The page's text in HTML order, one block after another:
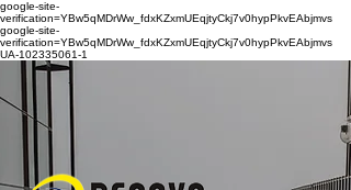
google-site-
verification=YBw5qMDrWw_fdxKZxmUEqjtyCkj7v0hypPkvEAbjmvs
google-site-
verification=YBw5qMDrWw_fdxKZxmUEqjtyCkj7v0hypPkvEAbjmvs
UA-102335061-1